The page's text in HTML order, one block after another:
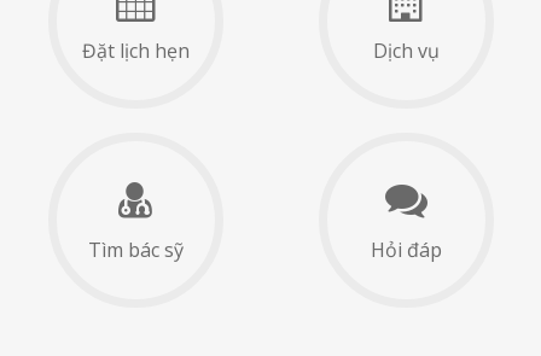
Đặt lịch hẹn Dịch vụ
Tìm bác sỹ Hỏi đáp